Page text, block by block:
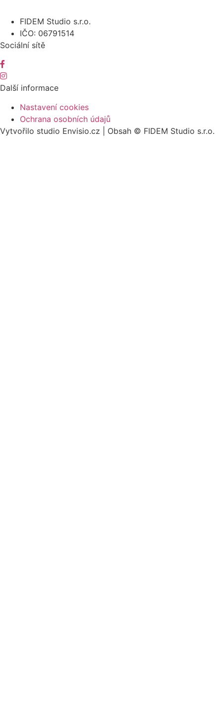
FIDEM Studio s.r.o.
IČO: 06791514
Sociální sítě
Další informace
Nastavení cookies
Ochrana osobních údajů
Vytvořilo studio Envisio.cz | Obsah © FIDEM Studio s.r.o.